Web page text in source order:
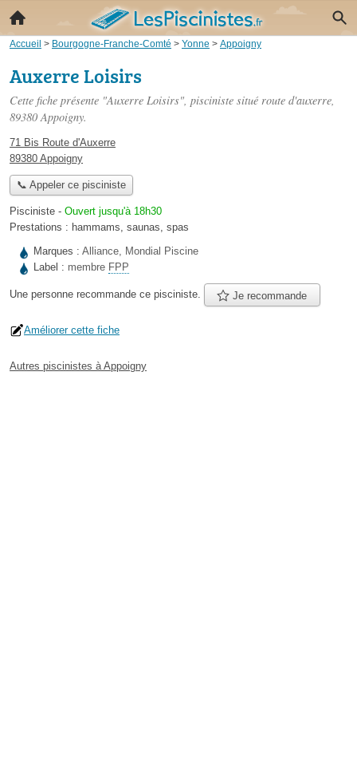
Accueil > Bourgogne-Franche-Comté > Yonne > Appoigny
Auxerre Loisirs
Cette fiche présente "Auxerre Loisirs", pisciniste situé route d'auxerre,
89380 Appoigny.
71 Bis Route d'Auxerre
89380 Appoigny
📞 Appeler ce pisciniste
Pisciniste - Ouvert jusqu'à 18h30
Prestations : hammams, saunas, spas
Marques : Alliance, Mondial Piscine
Label : membre FPP
Une personne recommande ce pisciniste. Je recommande
Améliorer cette fiche
Autres piscinistes à Appoigny